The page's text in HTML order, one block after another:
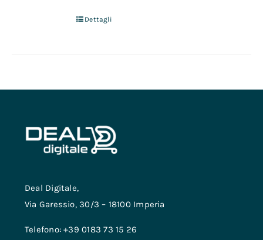
Dettagli
Deal Digitale,
Via Garessio, 30/3 – 18100 Imperia
Telefono: +39 0183 73 15 26